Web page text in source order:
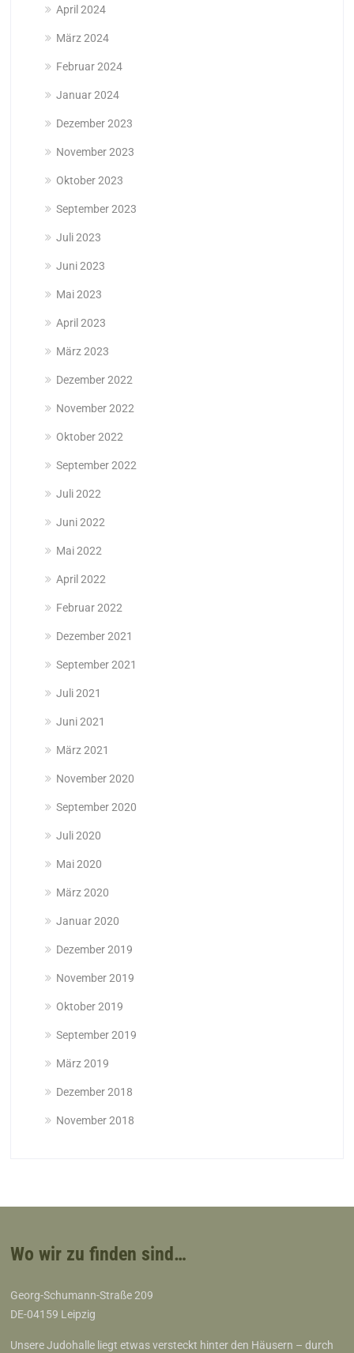
April 2024
März 2024
Februar 2024
Januar 2024
Dezember 2023
November 2023
Oktober 2023
September 2023
Juli 2023
Juni 2023
Mai 2023
April 2023
März 2023
Dezember 2022
November 2022
Oktober 2022
September 2022
Juli 2022
Juni 2022
Mai 2022
April 2022
Februar 2022
Dezember 2021
September 2021
Juli 2021
Juni 2021
März 2021
November 2020
September 2020
Juli 2020
Mai 2020
März 2020
Januar 2020
Dezember 2019
November 2019
Oktober 2019
September 2019
März 2019
Dezember 2018
November 2018
Wo wir zu finden sind…
Georg-Schumann-Straße 209
DE-04159 Leipzig
Unsere Judohalle liegt etwas versteckt hinter den Häusern – durch